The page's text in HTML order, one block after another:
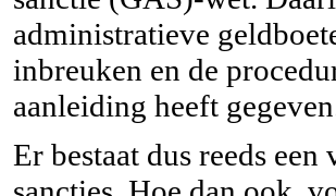
administratieve
inbreuken en de
aanleiding heeft
Er bestaat dus reeds